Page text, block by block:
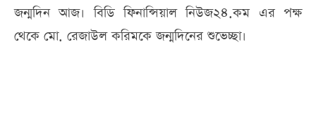
জন্মদিন আজ। বিডি ফিনান্সিয়াল নিউজ২৪.কম এর পক্ষ
থেকে মো. রেজাউল করিমকে জন্মদিনের শুভেচ্ছা।